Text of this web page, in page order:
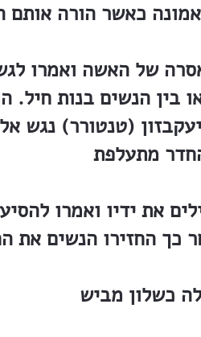
של האשה ואמרו
בין הנשים בנות חיל.
(טנטורר) נגש
את ידיו ואמרו